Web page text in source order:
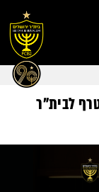
לבית"ר